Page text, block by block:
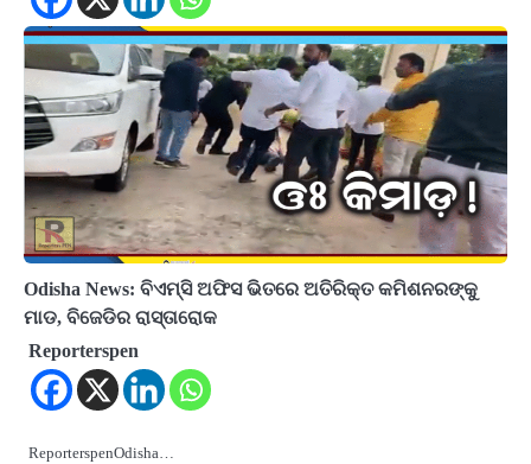
Odisha News: ବିଏମ୍‌ସି ଅଫିସ ଭିତରେ ଅତିରିକ୍ତ କମିଶନରଙ୍କୁ
ମାଡ, ବିଜେଡିର ରାସ୍ତାରୋକ
Reporterspen
ReporterspenOdisha…